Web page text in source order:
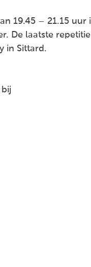
19.45 – 21.15 uur
De laatste
in Sittard.